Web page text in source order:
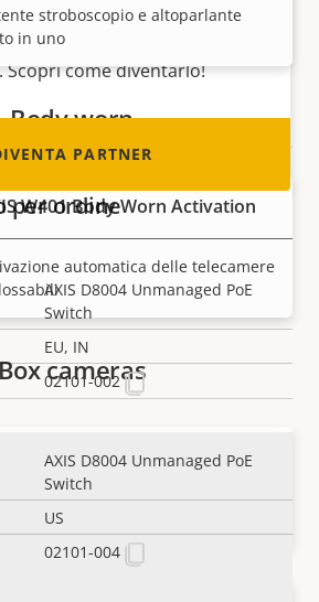
stroboscopio e altoparlante
in uno
Body worn
W401 Body Worn Activation
automatica delle telecamere
cameras
M1055-L Box Camera
1080p conveniente dotata di deep
un integratore di sistemi?
in quasi tutti i paesi del
Scopri come diventarlo!
PARTNER
per ordine
AXIS D8004 Unmanaged PoE
Switch
EU, IN
02101-002
AXIS D8004 Unmanaged PoE
Switch
US
02101-004